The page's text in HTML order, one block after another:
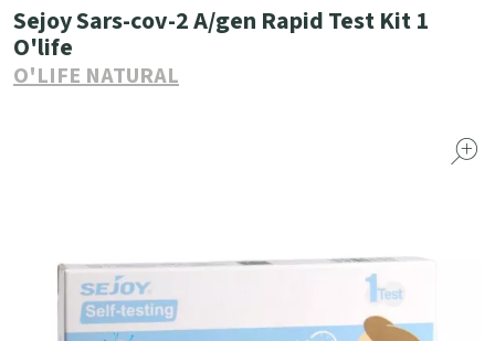
Sejoy Sars-cov-2 A/gen Rapid Test Kit 1
O'life
O'LIFE NATURAL